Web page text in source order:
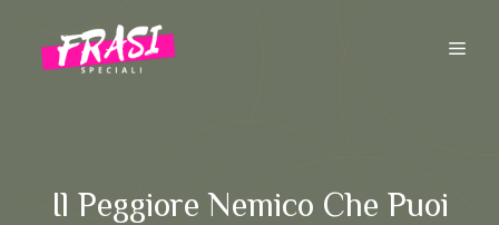
contenuto
Il Peggiore Nemico Che Puoi